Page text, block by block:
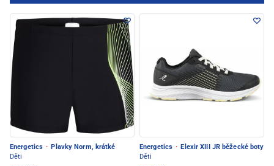
Energetics · Plavky Norm, krátké
Děti
Energetics · Elexir XIII JR běžecké boty
Děti